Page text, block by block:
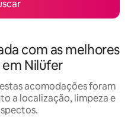
com as melhores
Nilüfer
acomodações foram
a localização, limpeza e